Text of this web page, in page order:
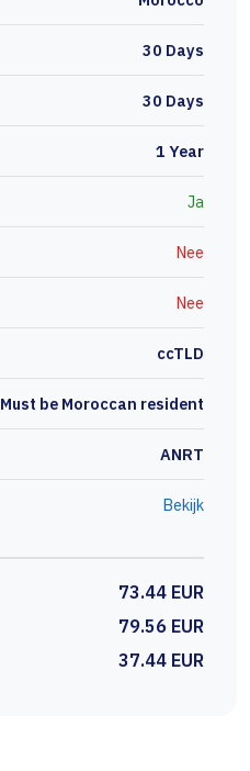
30 Days
30 Days
1 Year
Ja
Nee
Nee
ccTLD
Must be Moroccan resident
ANRT
Bekijk
73.44 EUR
79.56 EUR
37.44 EUR